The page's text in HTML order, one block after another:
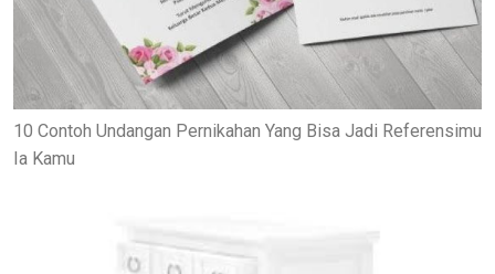
10 Contoh Undangan Pernikahan Yang Bisa Jadi Referensimu
Ia Kamu